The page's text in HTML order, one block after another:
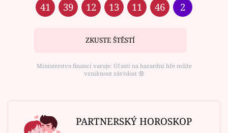
41 39 12 13 11 46 2
ZKUSTE ŠTĚSTÍ
Ministerstvo financí varuje: Účastí na hazardní hře může
vzniknout závislost ⑱
PARTNERSKÝ HOROSKOP